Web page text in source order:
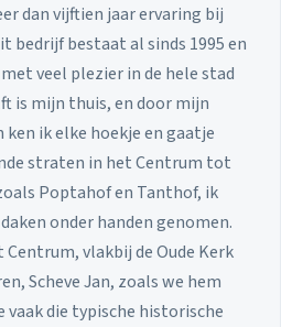
dan vijftien jaar ervaring bij
bedrijf bestaat al sinds 1995 en
veel plezier in de hele stad
is mijn thuis, en door mijn
ken ik elke hoekje en gaatje
straten in het Centrum tot
Poptahof en Tanthof, ik
onder handen genomen.
vlakbij de Oude Kerk
Scheve Jan, zoals we hem
vaak die typische historische